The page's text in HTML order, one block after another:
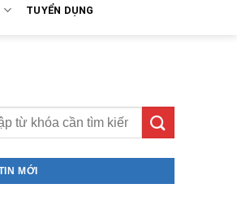
TUYỂN DỤNG
MỚI